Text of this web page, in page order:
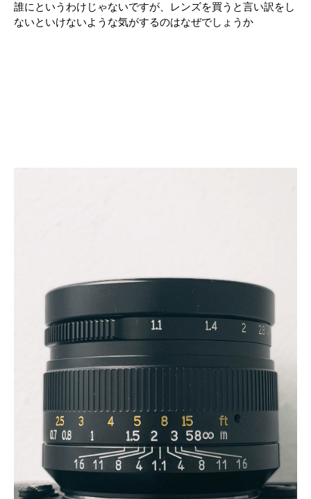
誰にというわけじゃないですが、レンズを買うと言い訳をし
ないといけないような気がするのはなぜでしょうか